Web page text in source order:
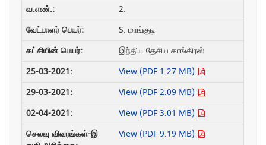
2.
S. மாங்குடி
இந்திய தேசிய காங்கிரஸ்
View (PDF 1.27 MB)
View (PDF 2.09 MB)
View (PDF 3.01 MB)
View (PDF 9.19 MB)